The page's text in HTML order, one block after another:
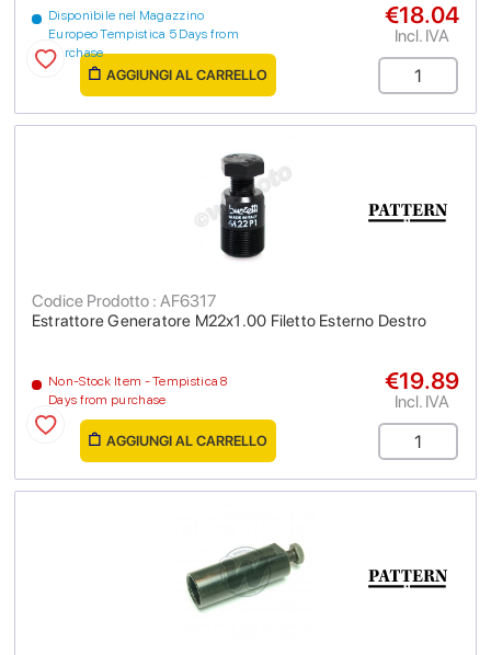
Disponibile nel Magazzino
Europeo Tempistica 5 Days from
purchase
€18.04
Incl. IVA
AGGIUNGI AL CARRELLO
Estrattore Generatore M22x1.00 Filetto Esterno Destro
Codice Prodotto : AF6317
Non-Stock Item - Tempistica 8
Days from purchase
€19.89
Incl. IVA
AGGIUNGI AL CARRELLO